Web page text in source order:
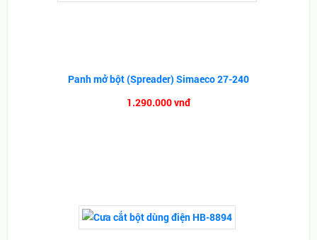
Panh mở bột (Spreader) Simaeco 27-240
1.290.000 vnđ